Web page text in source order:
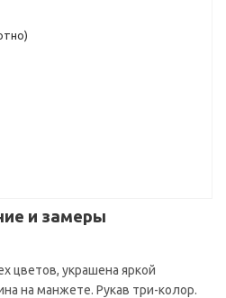
и замеры
цветов, украшена яркой
на манжете. Рукав три-колор.